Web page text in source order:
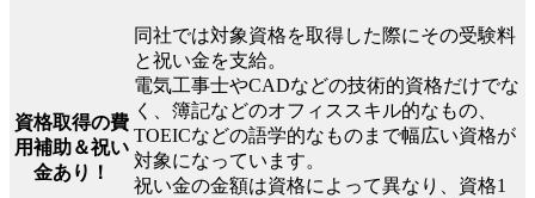
資格取得の費
用補助＆祝い
金あり！
同社では対象資格を取得した際にその受験料
と祝い金を支給。
電気工事士やCADなどの技術的資格だけでな
く、簿記などのオフィススキル的なもの、
TOEICなどの語学的なものまで幅広い資格が
対象になっています。
祝い金の金額は資格によって異なり、資格1